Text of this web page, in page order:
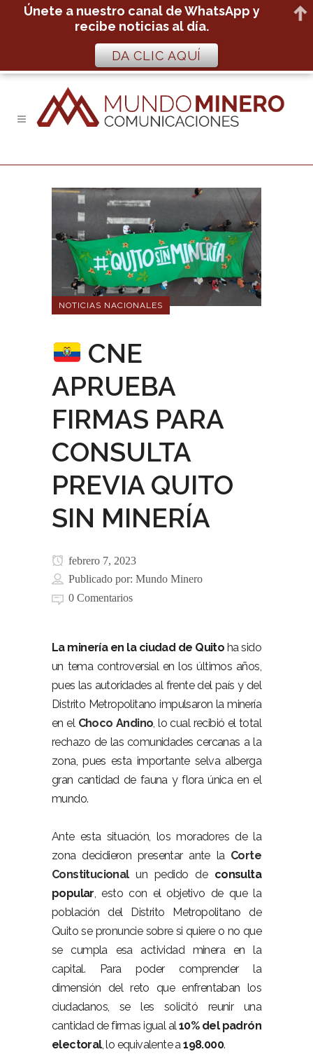
NOTICIAS NACIONALES
CNE
APRUEBA
FIRMAS PARA
CONSULTA
PREVIA QUITO
SIN MINERÍA
febrero 7, 2023
Publicado por: Mundo Minero
0 Comentarios
La minería en la ciudad de Quito ha sido
un tema controversial en los últimos años,
pues las autoridades al frente del país y del
Distrito Metropolitano impulsaron la minería
en el Choco Andino, lo cual recibió el total
rechazo de las comunidades cercanas a la
zona, pues esta importante selva alberga
gran cantidad de fauna y flora única en el
mundo.
Ante esta situación, los moradores de la
zona decidieron presentar ante la Corte
Constitucionalun pedido de consulta
popular, esto con el objetivo de que la
población del Distrito Metropolitano de
Quito se pronuncie sobre si quiere o no que
se cumpla esa actividad minera en la
capital. Para poder comprender la
dimensión del reto que enfrentaban los
ciudadanos, se les solicitó reunir una
cantidad de firmas igual al10% del padrón
electoral, lo equivalente a198.000.
Únete a nuestro canal de WhatsApp y
recibe noticias al día.
DA CLIC AQUÍ